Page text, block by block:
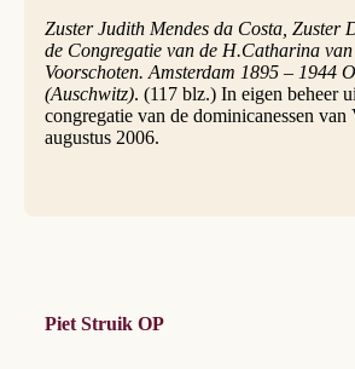
Zuster Judith Mendes da Costa, Zuster
de Congregatie van de H.Catharina van
Voorschoten. Amsterdam 1895 – 1944
(Auschwitz). (117 blz.) In eigen beheer
congregatie van de dominicanessen van
augustus 2006.
Piet Struik OP